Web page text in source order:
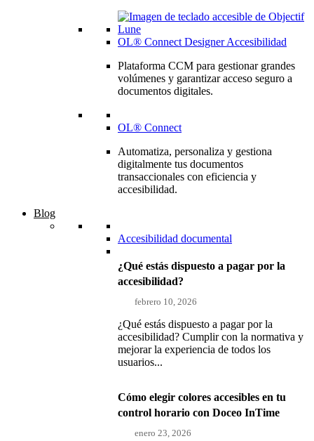
OL® Connect Designer Accesibilidad
Plataforma CCM para gestionar grandes
volúmenes y garantizar acceso seguro a
documentos digitales.
OL® Connect
Automatiza, personaliza y gestiona
digitalmente tus documentos
transaccionales con eficiencia y
accesibilidad.
Blog
Accesibilidad documental
¿Qué estás dispuesto a pagar por la
accesibilidad?
febrero 10, 2026
¿Qué estás dispuesto a pagar por la
accesibilidad? Cumplir con la normativa y
mejorar la experiencia de todos los
usuarios...
Cómo elegir colores accesibles en tu
control horario con Doceo InTime
enero 23, 2026